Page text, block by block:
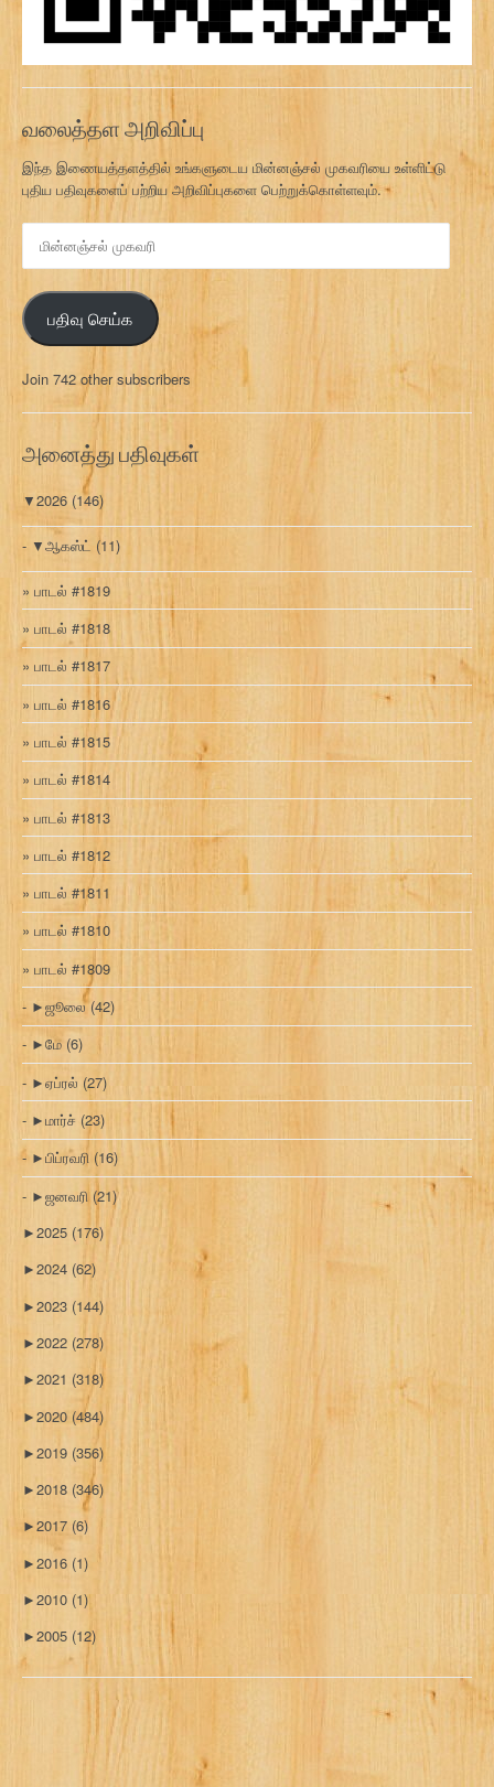
வலைத்தள அறிவிப்பு
இந்த இணையத்தளத்தில் உங்களுடைய மின்னஞ்சல் முகவரியை உள்ளிட்டு
புதிய பதிவுகளைப் பற்றிய அறிவிப்புகளை பெற்றுக்கொள்ளவும்.
ன
ஞ்
ச
ல்
க
வ
பதிவு செய்க
Join 742 other subscribers
அனைத்து பதிவுகள்
▼2026 (146)
▼ஆகஸ்ட் (11)
பாடல் #1819
பாடல் #1818
பாடல் #1817
பாடல் #1816
பாடல் #1815
பாடல் #1814
பாடல் #1813
பாடல் #1812
பாடல் #1811
பாடல் #1810
பாடல் #1809
►ஜூலை(42)
►மே (6)
►ஏப்ரல் (27)
►மார்ச் (23)
►பிப்ரவரி (16)
►ஜனவரி (21)
►2025 (176)
►2024 (62)
►2023 (144)
►2022 (278)
►2021 (318)
►2020 (484)
►2019 (356)
►2018 (346)
►2017 (6)
►2016 (1)
►2010 (1)
►2005 (12)